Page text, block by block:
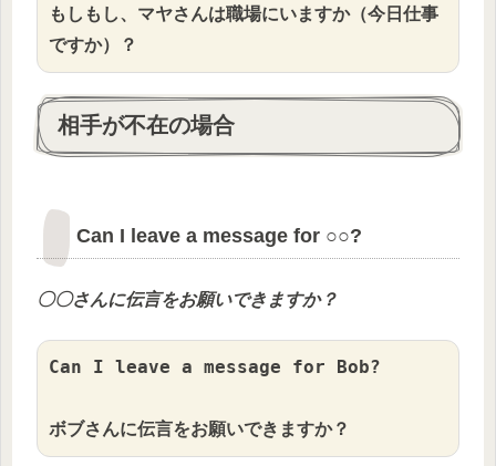
もしもし、マヤさんは職場にいますか（今日仕事
ですか）？
相手が不在の場合
Can I leave a message for ○○?
〇〇さんに伝言をお願いできますか？
Can I leave a message for Bob?
ボブさんに伝言をお願いできますか？